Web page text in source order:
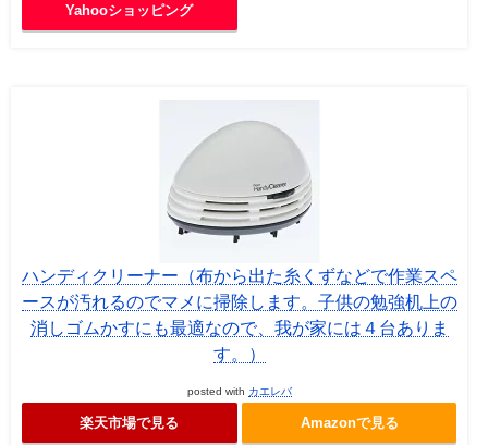
Yahooショッピング
ハンディクリーナー（布から出た糸くずなどで作業スペ
ースが汚れるのでマメに掃除します。子供の勉強机上の
消しゴムかすにも最適なので、我が家には４台ありま
す。）
posted with カエレバ
楽天市場で見る Amazonで見る